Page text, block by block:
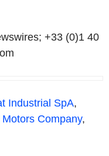
+33 (0)1 40
Industrial SpA,
Company,